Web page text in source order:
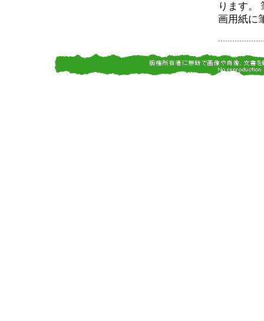
ります。
画用紙に